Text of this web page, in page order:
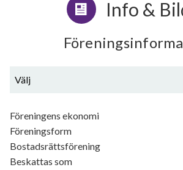
Info &
Välj
Föreningens ekonomi
Föreningsform
Bostadsrättsförening
Beskattas som